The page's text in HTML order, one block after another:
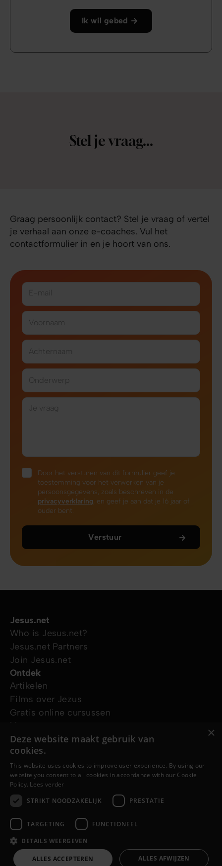
Ik wil gebed
Stel je vraag...
Graag persoonlijk contact? Stel je vraag of vertel
je verhaal aan onze e-coaches. Vul het
contactformulier in en je hoort van ons.
E-mail
Voornaam
Achternaam
Onderwerp
Je vraag
Door het versturen van dit formulier geef je
toestemming voor het verwerken van je
persoonsgegevens, zoals beschreven in de
privacyverklaring, en geef je aan dat je 16 jaar of
ouder bent.
Verstuur
Jesus.net
Who is Jesus.net?
Jesus.net Partners
Join Jesus.net
Ontdek
Artikelen
Films over Jezus
Gratis online cursussen
Vraag ons
Ik wil gebed
Ik heb een vraag
Ik wil een gratis Bijbel
Volg ons
© Copyright 2026 vls.Jesus.net Privacy Verklaring
Cookie VerklaringEenWebNL site
×
Deze website maakt gebruik van
cookies.
This website uses cookies to improve user experience. By using our
website you consent to all cookies in accordance with our Cookie
Policy. Lees verder
STRIKT NOODZAKELIJK
PRESTATIE
TARGETING FUNCTIONEEL
DETAILS WEERGEVEN
ALLES ACCEPTEREN ALLES AFWIJZEN